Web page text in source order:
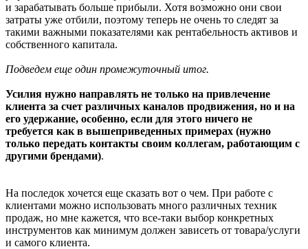
и зарабатывать больше прибыли. Хотя возможно они свои
затраты уже отбили, поэтому теперь не очень то следят за
такими важными показателями как рентабельность активов и
собственного капитала.
Подведем еще один промежуточный итог.
Усилия нужно направлять не только на привлечение
клиента за счет различных каналов продвижения, но и на
его удержание, особенно, если для этого ничего не
требуется как в вышеприведенных примерах (нужно
только передать контакты своим коллегам, работающим с
другими брендами).
На последок хочется еще сказать вот о чем. При работе с
клиентами можно использовать много различных техник
продаж, но мне кажется, что все-таки выбор конкретных
инструментов как минимум должен зависеть от товара/услуги
и самого клиента.